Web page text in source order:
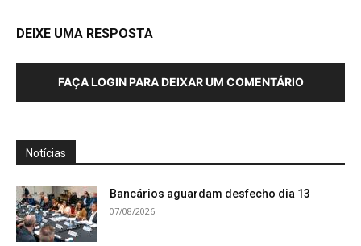
DEIXE UMA RESPOSTA
FAÇA LOGIN PARA DEIXAR UM COMENTÁRIO
Notícias
Bancários aguardam desfecho dia 13
07/08/2026